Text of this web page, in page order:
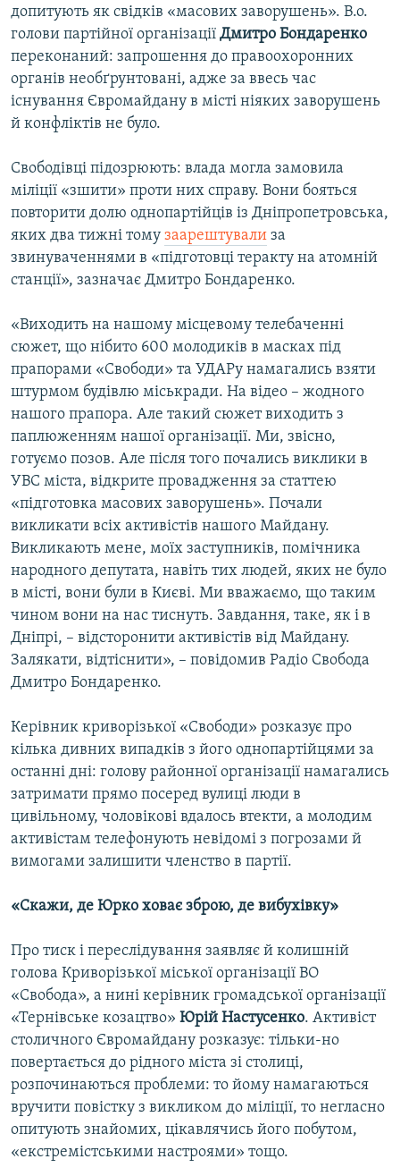
допитують як свідків «масових заворушень». В.о.
голови партійної організації Дмитро Бондаренко
переконаний: запрошення до правоохоронних
органів необґрунтовані, адже за ввесь час
існування Євромайдану в місті ніяких заворушень
й конфліктів не було.
Свободівці підозрюють: влада могла замовила
міліції «зшити» проти них справу. Вони бояться
повторити долю однопартійців із Дніпропетровська,
яких два тижні тому заарештували за
звинуваченнями в «підготовці теракту на атомній
станції», зазначає Дмитро Бондаренко.
«Виходить на нашому місцевому телебаченні
сюжет, що нібито 600 молодиків в масках під
прапорами «Свободи» та УДАРу намагались взяти
штурмом будівлю міськради. На відео – жодного
нашого прапора. Але такий сюжет виходить з
паплюженням нашої організації. Ми, звісно,
готуємо позов. Але після того почались виклики в
УВС міста, відкрите провадження за статтею
«підготовка масових заворушень». Почали
викликати всіх активістів нашого Майдану.
Викликають мене, моїх заступників, помічника
народного депутата, навіть тих людей, яких не було
в місті, вони були в Києві. Ми вважаємо, що таким
чином вони на нас тиснуть. Завдання, таке, як і в
Дніпрі, – відсторонити активістів від Майдану.
Залякати, відтіснити», – повідомив Радіо Свобода
Дмитро Бондаренко.
Керівник криворізької «Свободи» розказує про
кілька дивних випадків з його однопартійцями за
останні дні: голову районної організації намагались
затримати прямо посеред вулиці люди в
цивільному, чоловікові вдалось втекти, а молодим
активістам телефонують невідомі з погрозами й
вимогами залишити членство в партії.
«Скажи, де Юрко ховає зброю, де вибухівку»
Про тиск і переслідування заявляє й колишній
голова Криворізької міської організації ВО
«Свобода», а нині керівник громадської організації
«Тернівське козацтво» Юрій Настусенко. Активіст
столичного Євромайдану розказує: тільки-но
повертається до рідного міста зі столиці,
розпочинаються проблеми: то йому намагаються
вручити повістку з викликом до міліції, то негласно
опитують знайомих, цікавлячись його побутом,
«екстремістськими настроями» тощо.